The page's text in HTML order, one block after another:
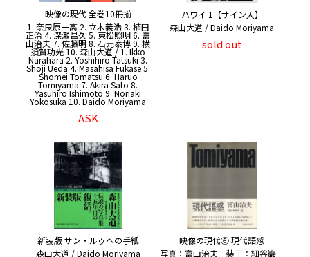
映像の現代 全巻10冊揃
1. 奈良原一高 2. 立木義浩 3. 植田
正治 4. 深瀬昌久 5. 東松照明 6. 富
山治夫 7. 佐藤明 8. 石元泰博 9. 横
須賀功光 10. 森山大道 / 1. Ikko
Narahara 2. Yoshihiro Tatsuki 3.
Shoji Ueda 4. Masahisa Fukase 5.
Shomei Tomatsu 6. Haruo
Tomiyama 7. Akira Sato 8.
Yasuhiro Ishimoto 9. Noriaki
Yokosuka 10. Daido Moriyama
ASK
ハワイ 1【サイン入】
森山大道 / Daido Moriyama
sold out
新装版 サン・ルゥへの手紙
森山大道 / Daido Moriyama
映像の現代⑥ 現代語感
写真：富山治夫 装丁：細谷巖